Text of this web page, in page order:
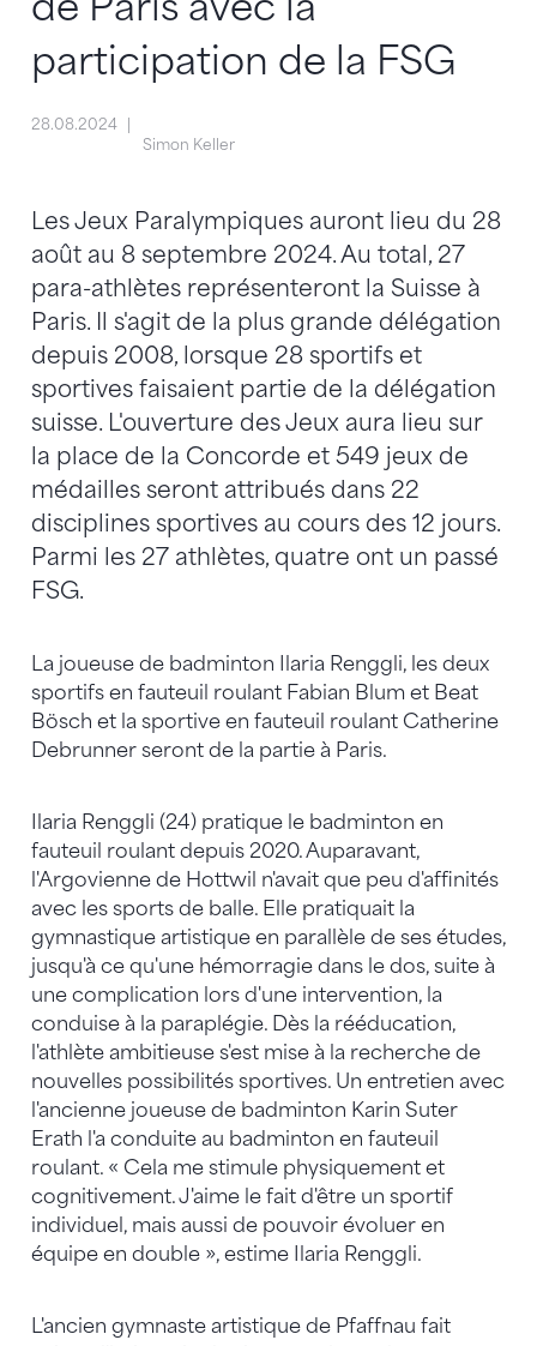
participation de la FSG
28.08.2024
Simon Keller
Les Jeux Paralympiques auront lieu du 28
août au 8 septembre 2024. Au total, 27
para-athlètes représenteront la Suisse à
Paris. Il s'agit de la plus grande délégation
depuis 2008, lorsque 28 sportifs et
sportives faisaient partie de la délégation
suisse. L'ouverture des Jeux aura lieu sur
la place de la Concorde et 549 jeux de
médailles seront attribués dans 22
disciplines sportives au cours des 12 jours.
Parmi les 27 athlètes, quatre ont un passé
FSG.
La joueuse de badminton Ilaria Renggli, les deux
sportifs en fauteuil roulant Fabian Blum et Beat
Bösch et la sportive en fauteuil roulant Catherine
Debrunner seront de la partie à Paris.
Ilaria Renggli (24) pratique le badminton en
fauteuil roulant depuis 2020. Auparavant,
l'Argovienne de Hottwil n'avait que peu d'affinités
avec les sports de balle. Elle pratiquait la
gymnastique artistique en parallèle de ses études,
jusqu'à ce qu'une hémorragie dans le dos, suite à
une complication lors d'une intervention, la
conduise à la paraplégie. Dès la rééducation,
l'athlète ambitieuse s'est mise à la recherche de
nouvelles possibilités sportives. Un entretien avec
l'ancienne joueuse de badminton Karin Suter
Erath l'a conduite au badminton en fauteuil
roulant. « Cela me stimule physiquement et
cognitivement. J'aime le fait d'être un sportif
individuel, mais aussi de pouvoir évoluer en
équipe en double », estime Ilaria Renggli.
L'ancien gymnaste artistique de Pfaffnau fait